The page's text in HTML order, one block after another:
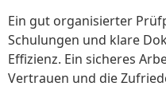
Ein gut organisierter
Schulungen und klare
Effizienz. Ein sicheres
Vertrauen und die